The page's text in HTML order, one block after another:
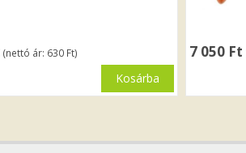
(nettó ár: 630 Ft)
Kosárba
7 050 Ft